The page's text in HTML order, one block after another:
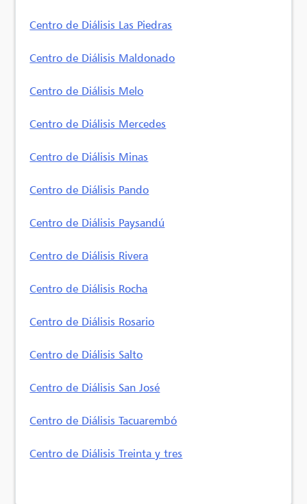
Centro de Diálisis Las Piedras
Centro de Diálisis Maldonado
Centro de Diálisis Melo
Centro de Diálisis Mercedes
Centro de Diálisis Minas
Centro de Diálisis Pando
Centro de Diálisis Paysandú
Centro de Diálisis Rivera
Centro de Diálisis Rocha
Centro de Diálisis Rosario
Centro de Diálisis Salto
Centro de Diálisis San José
Centro de Diálisis Tacuarembó
Centro de Diálisis Treinta y tres